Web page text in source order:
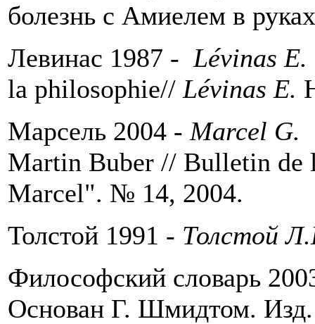
болезнь с Амиелем в
Левинас 1987 - Lévinas E.
la philosophie// Lévinas E.
Марсель 2004 - Marcel G.
Martin Buber // Bulletin de
Marcel". № 14, 2004.
Толстой 1991 - Толстой
Философский словарь
Основан Г. Шмидтом.